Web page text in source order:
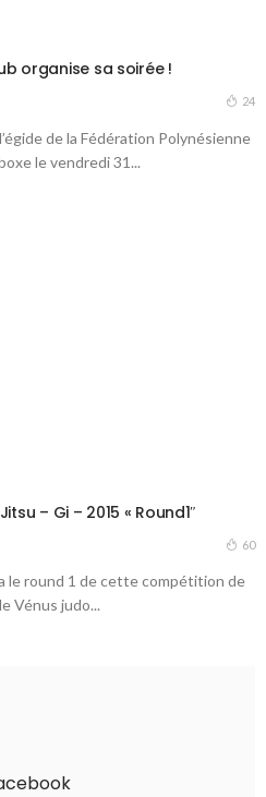
organise sa soirée !
24
de la Fédération Polynésienne
le vendredi 31...
– Gi – 2015 « Round1″
60
le round 1 de cette compétition de
Vénus judo...